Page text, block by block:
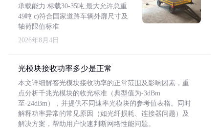
承载能力:标载30-35吨,最大允许总重
49吨 c)符合国家道路车辆外廓尺寸及
轴荷限值标准
2026年8月4日
光模块接收功率多少是正常
本文详细解答光模块接收功率的正常范围及影响因素，重
点分析千兆光模块的收光标准（典型值为-3dBm
至-24dBm），并提供不同速率光模块的参考值表格。同时
解释功率异常的常见原因（如光纤损耗、连接器问题）及
解决方案，帮助用户快速判断网络性能问题。